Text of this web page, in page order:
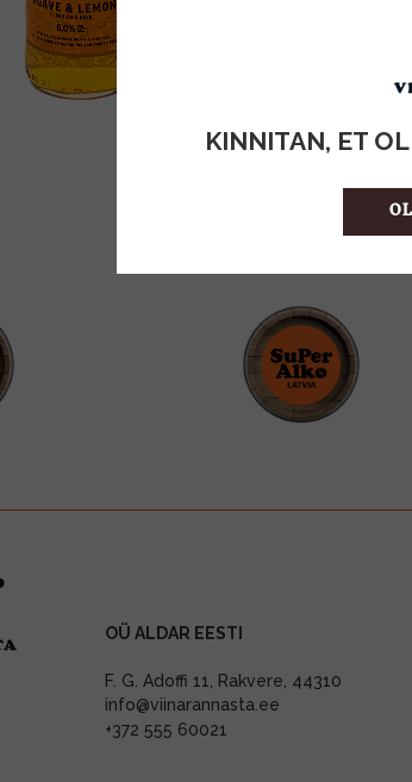
KINNITAN, ET
OÜ ALDAR EESTI
F. G. Adoffi 11, Rakvere, 44310
info@viinarannasta.ee
+372 555 60021